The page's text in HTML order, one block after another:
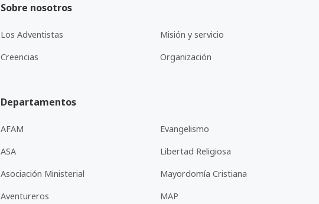
Sobre nosotros
Los Adventistas
Creencias
Misión y servicio
Organización
Departamentos
AFAM
ASA
Asociación Ministerial
Aventureros
Evangelismo
Libertad Religiosa
Mayordomía Cristiana
MAP